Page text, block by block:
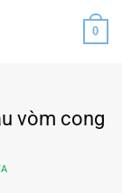
0
vòm cong